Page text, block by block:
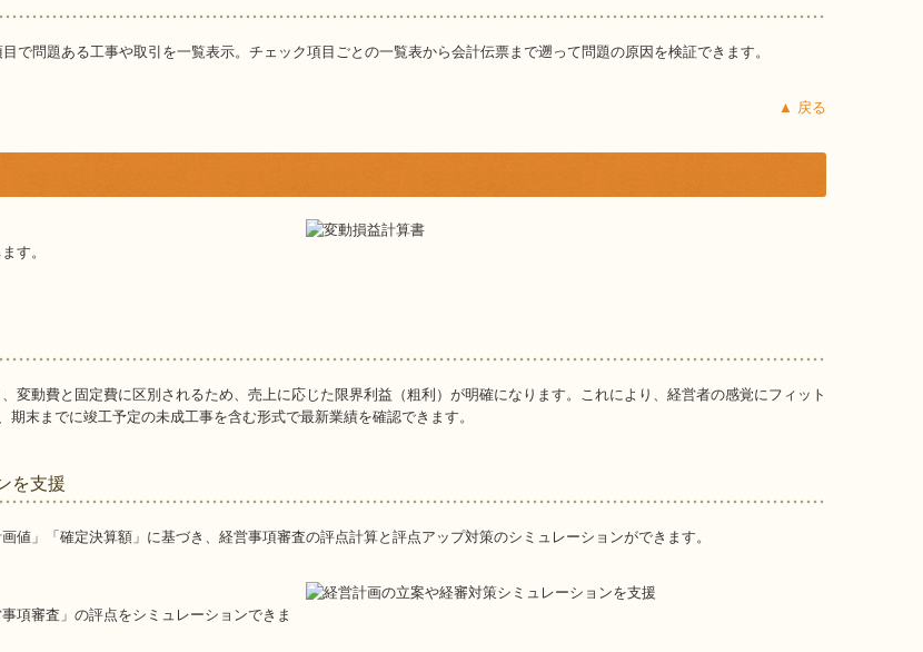
で問題ある工事や取引を一覧表示。チェック項目ごとの一覧表から会計伝票まで遡って問題の原因を検証できます。
▲ 戻る
す。
変動費と固定費に区別されるため、売上に応じた限界利益（粗利）が明確になります。これにより、経営者の感覚にフィット
末までに竣工予定の未成工事を含む形式で最新業績を確認できます。
を支援
」「確定決算額」に基づき、経営事項審査の評点計算と評点アップ対策のシミュレーションができます。
項審査」の評点をシミュレーションできま